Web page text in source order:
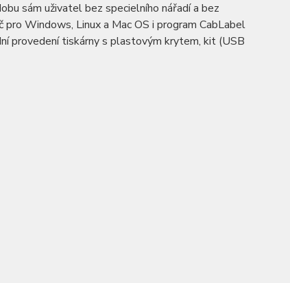
sám uživatel bez specielního nářadí a bez
Windows, Linux a Mac OS i program CabLabel
provedení tiskárny s plastovým krytem, kit (USB